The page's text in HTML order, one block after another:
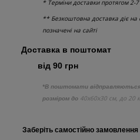
* Терміни доставки протягом 2-
** Безкоштовна доставка діє на
позначені на сайті
Доставка в поштомат
від 90 грн
*В поштомати
розміром до 40х60х30 см, до 20
Заберіть самостійно замовлення